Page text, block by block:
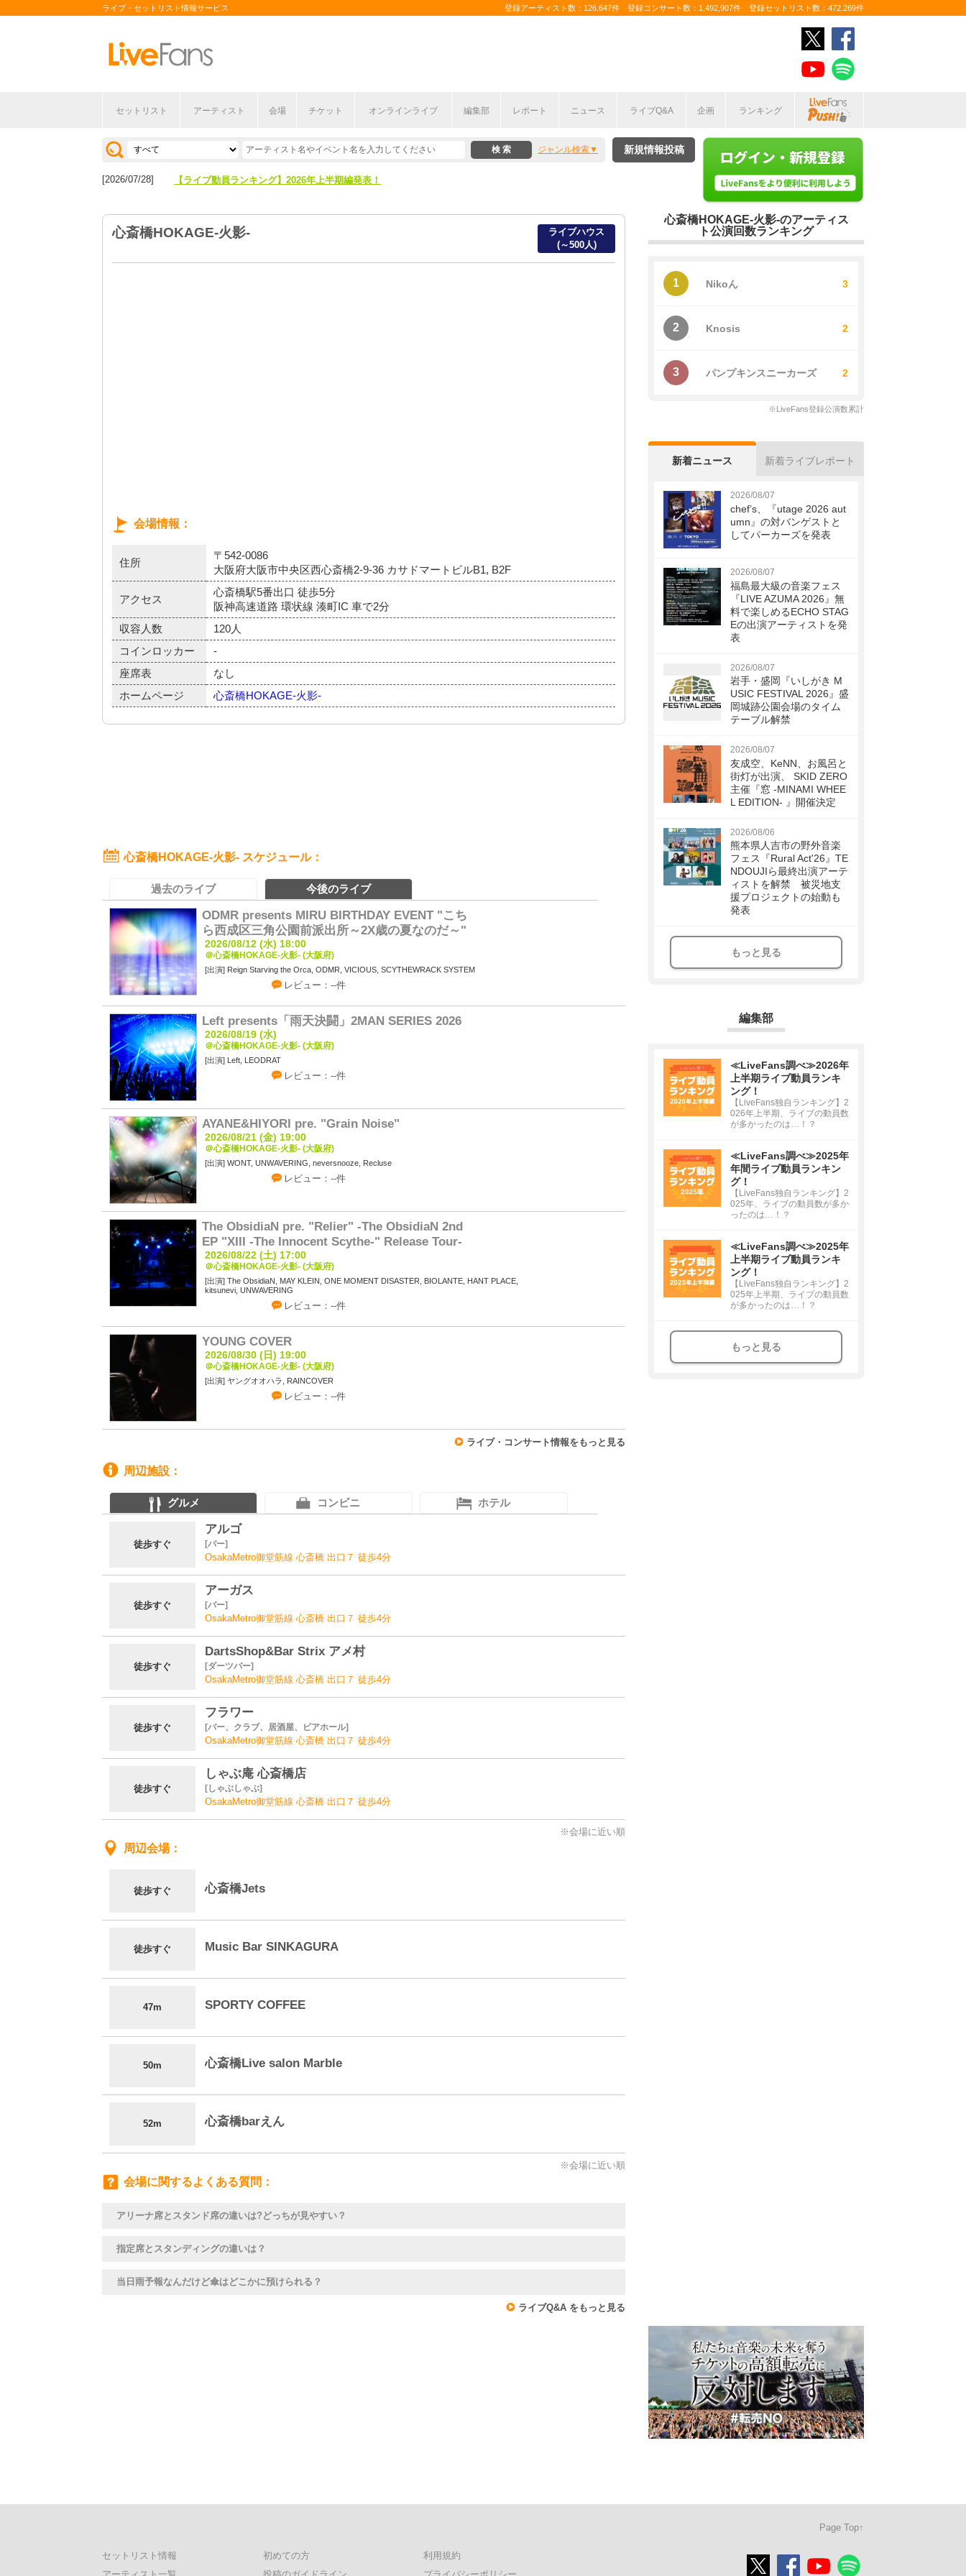
ライブ・セットリスト情報サービス 登録アーティスト数：126,647件 登録コンサート数：1,492,907件 登録セットリスト数：472,269件
セットリスト アーティスト 会場 チケット オンラインライブ 編集部 レポート ニュース ライブQ&A 企画 ランキング
ジャンル検索
[2026/04/27] 【フェス特集2026】フェス情報はここから！
[2026/07/28] 【ライブ動員ランキング】2026年上半期編発表！
[2026/07/28] 【ライブ動員ランキング】2026年上半期編発表！
新規情報投稿
心斎橋HOKAGE-火影-
ライブハウス
(～500人)
会場情報
住所
〒542-0086
大阪府大阪市中央区西心斎橋2-9-36 カサドマートビルB1, B2F
アクセス
心斎橋駅5番出口 徒歩5分
阪神高速道路 環状線 湊町IC 車で2分
収容人数
120人
コインロッカー
-
座席表
なし
ホームページ
心斎橋HOKAGE-火影-
心斎橋HOKAGE-火影- スケジュール
過去のライブ 今後のライブ
ODMR presents MIRU BIRTHDAY EVENT "こち
ら西成区三角公園前派出所～2X歳の夏なのだ～"
2026/08/12 (水) 18:00
＠心斎橋HOKAGE-火影- (大阪府)
Reign Starving the Orca, ODMR, VICIOUS, SCYTHEWRACK SYSTEM
レビュー：--件
Left presents「雨天決闘」2MAN SERIES 2026
2026/08/19 (水)
＠心斎橋HOKAGE-火影- (大阪府)
Left, LEODRAT
レビュー：--件
AYANE&HIYORI pre. "Grain Noise"
2026/08/21 (金) 19:00
＠心斎橋HOKAGE-火影- (大阪府)
WONT, UNWAVERING, neversnooze, Recluse
レビュー：--件
The ObsidiaN pre. "Relier" -The ObsidiaN 2nd
EP "XIII -The Innocent Scythe-" Release Tour-
2026/08/22 (土) 17:00
＠心斎橋HOKAGE-火影- (大阪府)
The ObsidiaN, MAY KLEIN, ONE MOMENT DISASTER, BIOLANTE, HANT PLACE,
kitsunevi, UNWAVERING
レビュー：--件
YOUNG COVER
2026/08/30 (日) 19:00
＠心斎橋HOKAGE-火影- (大阪府)
ヤングオオハラ, RAINCOVER
レビュー：--件
ライブ・コンサート情報をもっと見る
周辺施設
グルメ コンビニ ホテル
徒歩すぐ
アルゴ
バー
OsakaMetro御堂筋線 心斎橋 出口７ 徒歩4分
徒歩すぐ
アーガス
バー
OsakaMetro御堂筋線 心斎橋 出口７ 徒歩4分
徒歩すぐ
DartsShop&Bar Strix アメ村
ダーツバー
OsakaMetro御堂筋線 心斎橋 出口７ 徒歩4分
徒歩すぐ
フラワー
バー、クラブ、居酒屋、ビアホール
OsakaMetro御堂筋線 心斎橋 出口７ 徒歩4分
徒歩すぐ
しゃぶ庵 心斎橋店
しゃぶしゃぶ
OsakaMetro御堂筋線 心斎橋 出口７ 徒歩4分
※会場に近い順
周辺会場
徒歩すぐ 心斎橋Jets
徒歩すぐ Music Bar SINKAGURA
47m SPORTY COFFEE
50m 心斎橋Live salon Marble
52m 心斎橋barえん
※会場に近い順
会場に関するよくある質問
アリーナ席とスタンド席の違いは?どっちが見やすい？
指定席とスタンディングの違いは？
当日雨予報なんだけど傘はどこかに預けられる？
ライブQ&A をもっと見る
心斎橋HOKAGE-火影-のアーティス
ト公演回数ランキング
1 Nikoん 3
2 Knosis 2
3 パンプキンスニーカーズ 2
※LiveFans登録公演数累計
新着ニュース 新着ライブレポート
2026/08/07
chef’s、『utage 2026 aut
umn』の対バンゲストと
してパーカーズを発表
2026/08/07
福島最大級の音楽フェス
『LIVE AZUMA 2026』無
料で楽しめるECHO STAG
Eの出演アーティストを発
表
2026/08/07
岩手・盛岡『いしがき M
USIC FESTIVAL 2026』盛
岡城跡公園会場のタイム
テーブル解禁
2026/08/07
友成空、KeNN、お風呂と
街灯が出演、 SKID ZERO
主催『窓 -MINAMI WHEE
L EDITION- 』開催決定
2026/08/06
熊本県人吉市の野外音楽
フェス『Rural Act'26』TE
NDOUJIら最終出演アーテ
ィストを解禁 被災地支
援プロジェクトの始動も
発表
もっと見る
編集部
≪LiveFans調べ≫2026年
上半期ライブ動員ランキ
ング！
【LiveFans独自ランキング】2
026年上半期、ライブの動員数
が多かったのは…！？
≪LiveFans調べ≫2025年
年間ライブ動員ランキン
グ！
【LiveFans独自ランキング】2
025年、ライブの動員数が多か
ったのは…！？
≪LiveFans調べ≫2025年
上半期ライブ動員ランキ
ング！
【LiveFans独自ランキング】2
025年上半期、ライブの動員数
が多かったのは…！？
もっと見る
Page Top↑
セットリスト情報
初めての方
利用規約